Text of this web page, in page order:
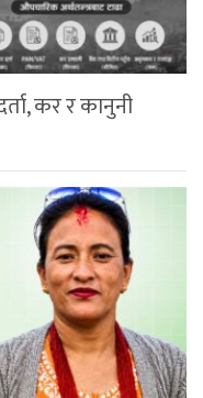
कर र कानुनी